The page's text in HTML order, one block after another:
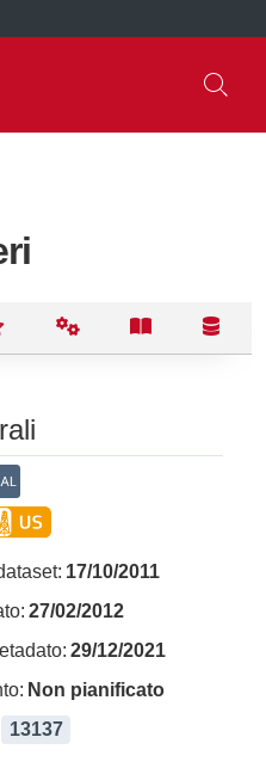
17/10/2011
27/02/2012
29/12/2021
Non pianificato
13137